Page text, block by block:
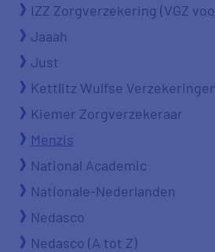
IZZ Zorgverzekering (VGZ
Jaaah
Just
Kettlitz Wulfse Verzekeringen
Kiemer Zorgverzekeraar
Menzis
National Academic
Nationale-Nederlanden
Nedasco
Nedasco (A tot Z)